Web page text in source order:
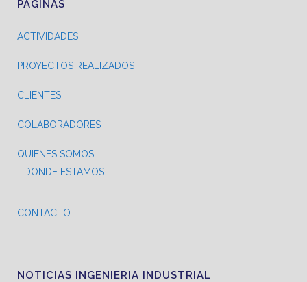
PÁGINAS
ACTIVIDADES
PROYECTOS REALIZADOS
CLIENTES
COLABORADORES
QUIENES SOMOS
DONDE ESTAMOS
CONTACTO
NOTICIAS INGENIERIA INDUSTRIAL